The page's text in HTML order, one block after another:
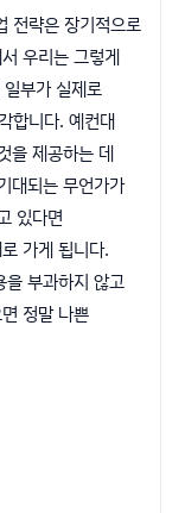
전략은 장기적으로
우리는 그렇게
부가 실제로
합니다. 예컨대
을 제공하는 데
대되는 무언가가
있다면
가게 됩니다.
을 부과하지 않고
정말 나쁜